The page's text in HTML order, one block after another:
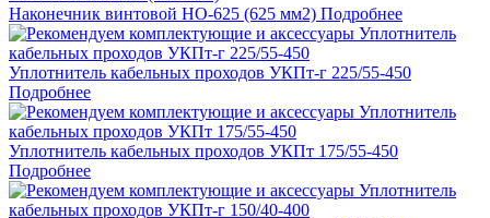
Наконечник винтовой НО-625 (625 мм2) Подробнее
Уплотнитель кабельных проходов УКПт-г 225/55-450
Подробнее
Уплотнитель кабельных проходов УКПт 175/55-450
Подробнее